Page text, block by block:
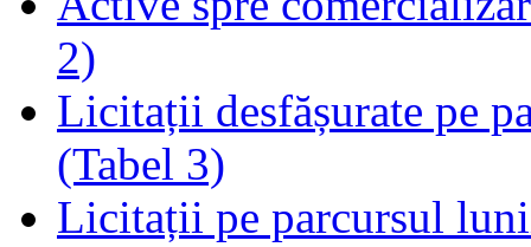
2)
Licitații desfășurate pe
(Tabel 3)
Licitații pe parcursul